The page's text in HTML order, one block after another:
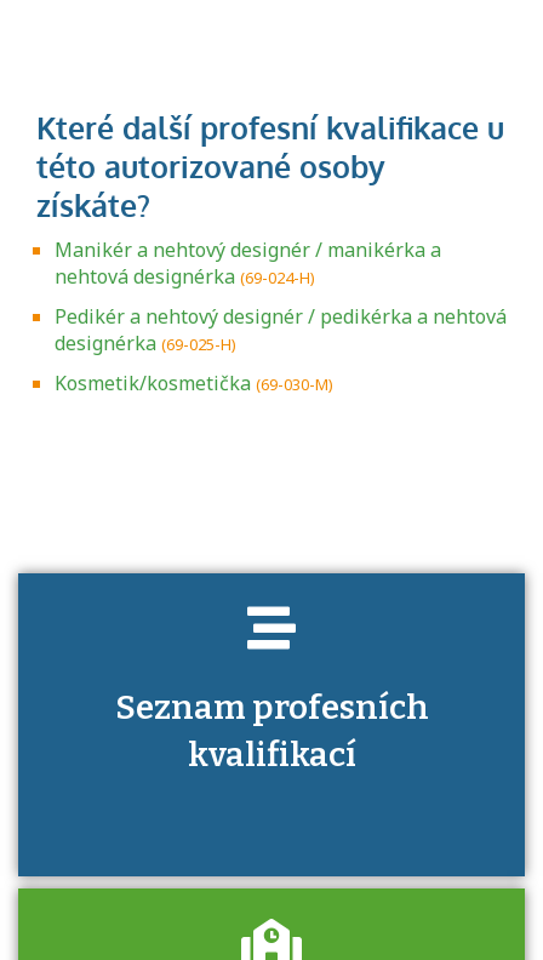
Manikér a nehtový designér / manikérka a
nehtová designérka (69-024-H)
Pedikér a nehtový designér / pedikérka a nehtová
designérka (69-025-H)
Kosmetik/kosmetička (69-030-M)
Seznam profesních
kvalifikací
Projděte si seznam profesních kvalifikací.